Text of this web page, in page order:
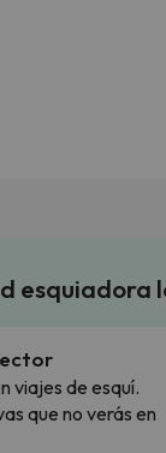
esquiadora
viajes de esquí.
que no verás en